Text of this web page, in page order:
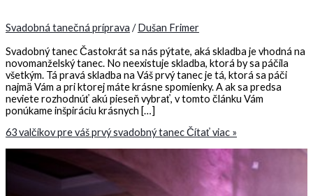
Svadobná tanečná príprava /Dušan Frimer
Svadobný tanec Častokrát sa nás pýtate, aká skladba je vhodná na
novomanželský tanec. No neexistuje skladba, ktorá by sa páčila
všetkým. Tá pravá skladba na Váš prvý tanec je tá, ktorá sa páči
najmä Vám a pri ktorej máte krásne spomienky. A ak sa predsa
neviete rozhodnúť akú pieseň vybrať, v tomto článku Vám
ponúkame inšpiráciu krásnych […]
63 valčíkov pre váš prvý svadobný tanecČítať viac »